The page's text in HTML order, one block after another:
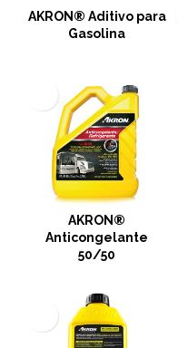
AKRON® Aditivo para
Gasolina
AKRON®
Anticongelante
50/50